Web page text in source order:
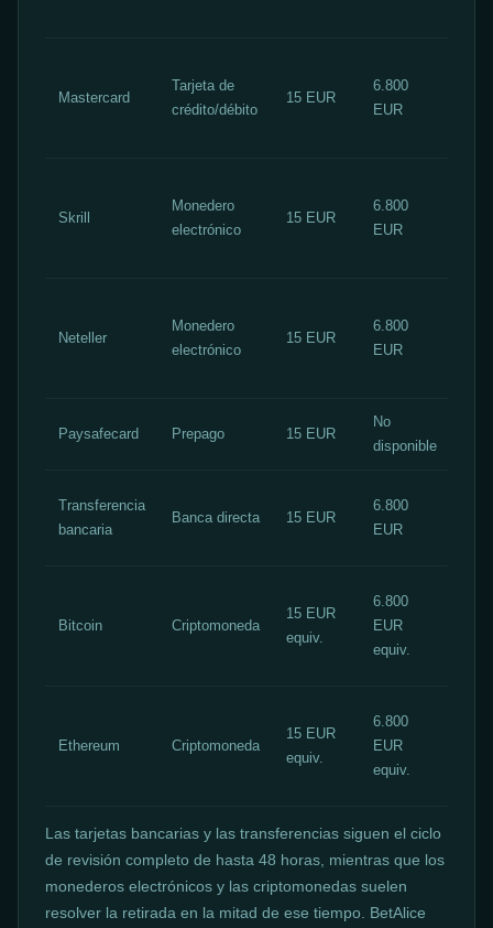
Mastercard
Tarjeta de
crédito/débito
15 EUR
6.800
EUR
Skrill
Monedero
electrónico
15 EUR
6.800
EUR
Neteller
Monedero
electrónico
15 EUR
6.800
EUR
Paysafecard Prepago 15 EUR
No
disponible
Transferencia
bancaria
Banca directa 15 EUR
6.800
EUR
Bitcoin Criptomoneda
15 EUR
equiv.
6.800
EUR
equiv.
Ethereum Criptomoneda
15 EUR
equiv.
6.800
EUR
equiv.
Las tarjetas bancarias y las transferencias siguen el ciclo
de revisión completo de hasta 48 horas, mientras que los
monederos electrónicos y las criptomonedas suelen
resolver la retirada en la mitad de ese tiempo. BetAlice